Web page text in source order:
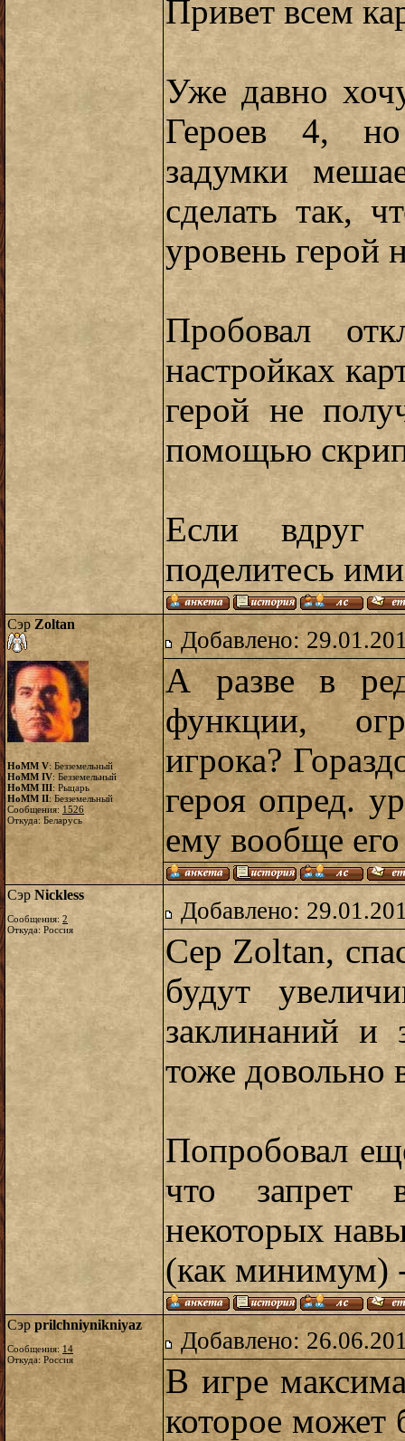
Привет всем
Уже давно
Героев 4,
задумки
сделать так,
уровень герой
Пробовал
настройках
герой не
помощью
Если вдруг
поделитесь
Сэр Zoltan
HoMM V: Безземельный
HoMM IV: Безземельный
HoMM III: Рыцарь
HoMM II: Безземельный
Сообщения: 1526
Откуда: Беларусь
Добавлено:
А разве в
функции,
игрока?
героя опред.
ему вообще
Сэр Nickless
Сообщения: 2
Откуда: Россия
Добавлено:
Сер Zoltan,
будут
заклинаний и
тоже довольно
Попробовал
что запрет
некоторых
(как минимум)
Сэр prilchniynikniyaz
Сообщения: 14
Откуда: Россия
Добавлено:
В игре
которое может